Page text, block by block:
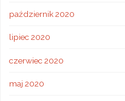
październik 2020
lipiec 2020
czerwiec 2020
maj 2020